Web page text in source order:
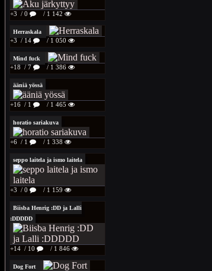
+3 / 0 / 1 142
Herraskala
+3 / 14 / 1 050
Mind fuck
+18 / 7 / 1 386
ääniä yössä
+16 / 1 / 1 465
horatio sariakuva
+6 / 1 / 1 338
seppo laitela ja ismo laitela
+3 / 0 / 1 159
Biisba Henrig :DD ja Lalli
:DDDDD
+14 / 10 / 1 846
Dog Fort